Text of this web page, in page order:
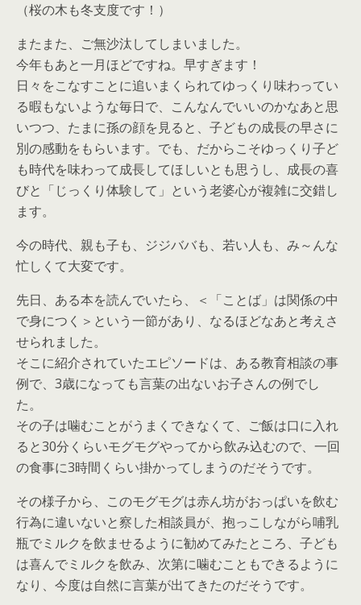
（桜の木も冬支度です！）
またまた、ご無沙汰してしまいました。
今年もあと一月ほどですね。早すぎます！
日々をこなすことに追いまくられてゆっくり味わってい
る暇もないような毎日で、こんなんでいいのかなあと思
いつつ、たまに孫の顔を見ると、子どもの成長の早さに
別の感動をもらいます。でも、だからこそゆっくり子ど
も時代を味わって成長してほしいとも思うし、成長の喜
びと「じっくり体験して」という老婆心が複雑に交錯し
ます。
今の時代、親も子も、ジジババも、若い人も、み～んな
忙しくて大変です。
先日、ある本を読んでいたら、＜「ことば」は関係の中
で身につく＞という一節があり、なるほどなあと考えさ
せられました。
そこに紹介されていたエピソードは、ある教育相談の事
例で、3歳になっても言葉の出ないお子さんの例でし
た。
その子は噛むことがうまくできなくて、ご飯は口に入れ
ると30分くらいモグモグやってから飲み込むので、一回
の食事に3時間くらい掛かってしまうのだそうです。
その様子から、このモグモグは赤ん坊がおっぱいを飲む
行為に違いないと察した相談員が、抱っこしながら哺乳
瓶でミルクを飲ませるように勧めてみたところ、子ども
は喜んでミルクを飲み、次第に噛むこともできるように
なり、今度は自然に言葉が出てきたのだそうです。